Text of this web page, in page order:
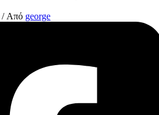
/ Από george